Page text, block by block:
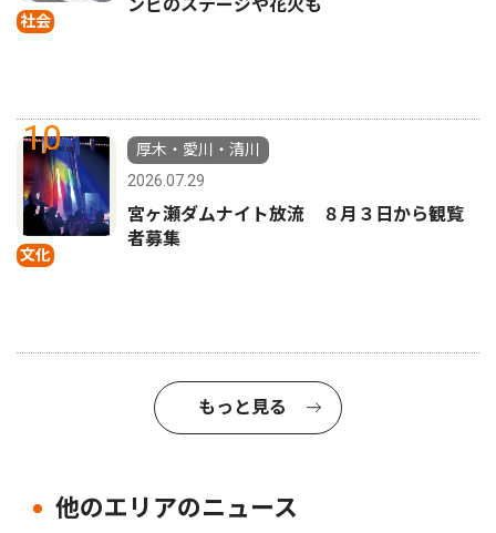
社会
ンビのステージや花火も
10
文化
厚木・愛川・清川
2026.07.29
宮ヶ瀬ダムナイト放流 ８月３日から観覧
者募集
もっと見る
他のエリアのニュース